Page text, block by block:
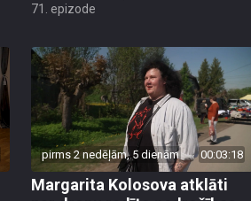
71. epizode
pirms 2 nedēļām, 5 dienām 00:03:18
Margarita Kolosova atklāti